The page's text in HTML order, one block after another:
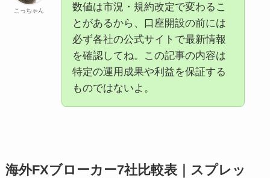
こっちゃん
数値は市況・規約改定で変わるこ
とがあるから、口座開設の前には
必ず各社の公式サイトで最新情報
を確認してね。この記事の内容は
特定の運用成果や利益を保証する
ものではないよ。
海外FXブローカー7社比較表｜スプレッ